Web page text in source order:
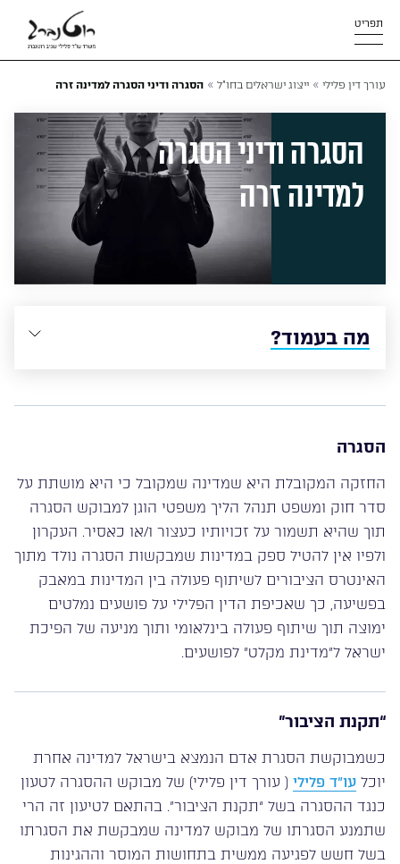
תפריט
עורך דין פלילי » ייצוג ישראלים בחו"ל » הסגרה ודיני הסגרה למדינה זרה
הסגרה ודיני הסגרה
למדינה זרה
מה בעמוד?
הסגרה
החזקה המקובלת היא שמדינה שמקובל כי היא מושתת על
סדר חוק ומשפט תנהל הליך משפטי הוגן למבוקש הסגרה
תוך שהיא תשמור על זכויותיו כעצור ו/או כאסיר. העקרון
ולפיו אין להטיל ספק במדינות שמבקשות הסגרה נולד מתוך
האינטרס הציבורים לשיתוף פעולה בין המדינות במאבק
בפשיעה, כך שאכיפת הדין הפלילי על פושעים נמלטים
ימוצה תוך שיתוף פעולה בינלאומי ותוך מניעה של הפיכת
ישראל ל”מדינת מקלט” לפושעים.
“תקנת הציבור”
כשמבוקשת הסגרת אדם הנמצא בישראל למדינה אחרת
יוכל עו”ד פלילי ( עורך דין פלילי) של מבוקש ההסגרה לטעון
כנגד ההסגרה בשל “תקנת הציבור”. בהתאם לטיעון זה הרי
שתמנע הסגרתו של מבוקש למדינה שמבקשת את הסגרתו
בשל חשש לפגיעה ממשית בתחושות המוסר וההגינות